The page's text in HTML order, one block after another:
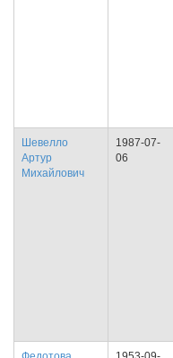
Шевелло
Артур
Михайлович
1987-07-
06